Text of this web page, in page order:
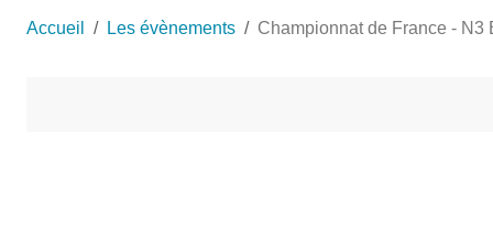
Accueil Les évènements Championnat de France - N3